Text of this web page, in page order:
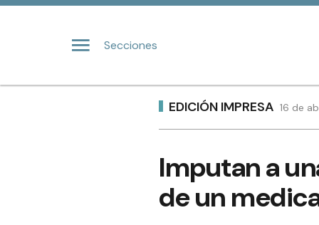
Secciones
EDICIÓN IMPRESA 16 de
Imputan a
de un